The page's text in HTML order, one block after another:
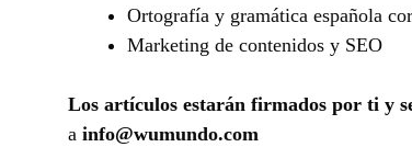
Ortografía y gramática española
Marketing de contenidos y SEO
Los artículos estarán firmados por ti y
a info@wumundo.com